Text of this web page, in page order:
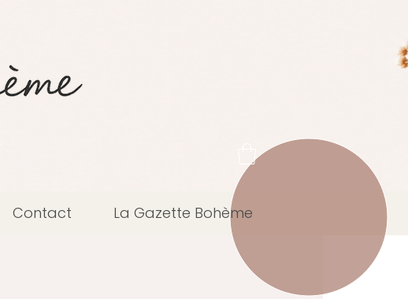
Contact La Gazette Bohème